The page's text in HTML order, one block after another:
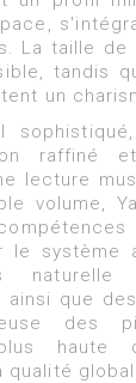
La taille de
tandis
un
sophistiqué,
raffiné et
lecture
volume,
le système
naturelle
que
des
haute
qualité